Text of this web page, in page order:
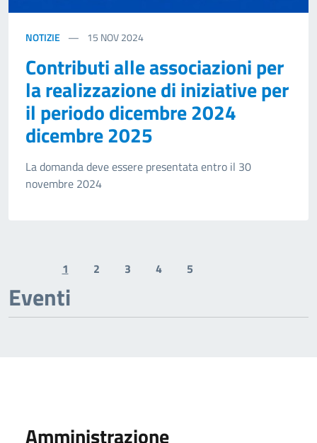
NOTIZIE 15 NOV 2024
Contributi alle associazioni per
la realizzazione di iniziative per
il periodo dicembre 2024
dicembre 2025
La domanda deve essere presentata entro il 30
novembre 2024
Previous page
1 2 3 4 5
Eventi
Amministrazione